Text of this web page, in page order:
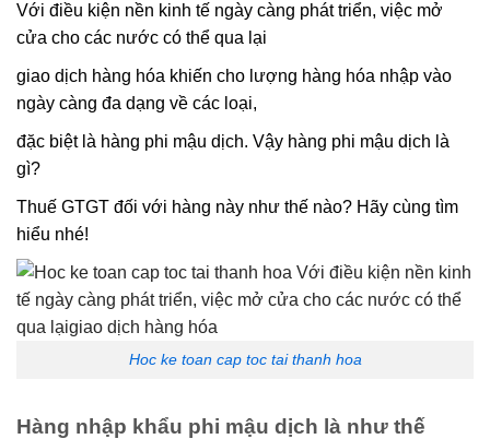
Với điều kiện nền kinh tế ngày càng phát triển, việc mở
cửa cho các nước có thể qua lại
giao dịch hàng hóa khiến cho lượng hàng hóa nhập vào
ngày càng đa dạng về các loại,
đặc biệt là hàng phi mậu dịch. Vậy hàng phi mậu dịch là
gì?
Thuế GTGT đối với hàng này như thế nào? Hãy cùng tìm
hiểu nhé!
Hoc ke toan cap toc tai thanh hoa
Hàng nhập khẩu phi mậu dịch là như thế